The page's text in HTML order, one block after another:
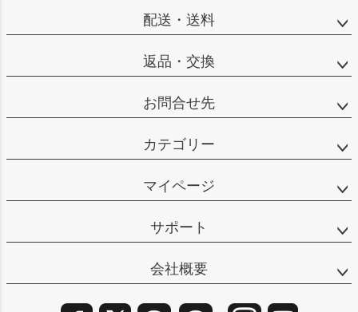
配送・送料
返品・交換
お問合せ先
カテゴリー
マイページ
サポート
会社概要